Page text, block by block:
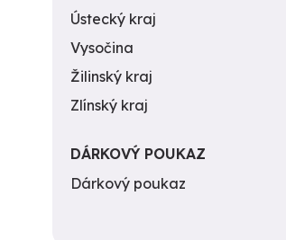
Ústecký kraj
Vysočina
Žilinský kraj
Zlínský kraj
DÁRKOVÝ POUKAZ
Dárkový poukaz